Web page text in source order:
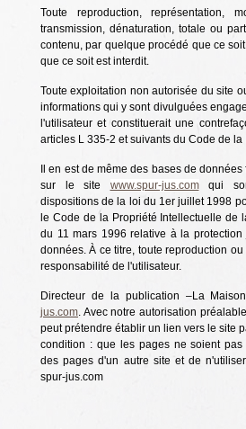
Toute reproduction, représentation,
transmission, dénaturation, totale ou
contenu, par quelque procédé que ce
que ce soit est interdit.
Toute exploitation non autorisée du site
informations qui y sont divulguées
l'utilisateur et constituerait une
articles L 335-2 et suivants du Code de
Il en est de même des bases de
sur le site www.spur-jus.comqui
dispositions de la loi du 1er juillet 1998
le Code de la Propriété Intellectuelle de
du 11 mars 1996 relative à la
données. À ce titre, toute reproduction
responsabilité de l'utilisateur.
Directeur de la publication –La
jus.com. Avec notre autorisation
peut prétendre établir un lien vers le site
condition : que les pages ne soient
des pages d'un autre site et de
spur-jus.com